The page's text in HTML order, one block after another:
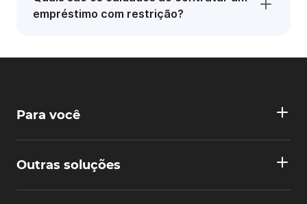
empréstimo com restrição?
Para você
Outras soluções